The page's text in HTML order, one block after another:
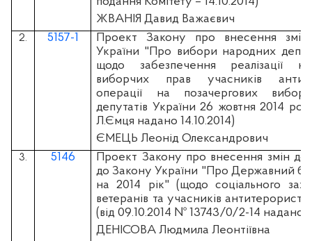
ЖВАНІЯ Давид Важаєвич
2. 5157-1
Проект Закону про внесення
України "Про вибори народних
щодо забезпечення реалізації
виборчих прав учасників
операції на позачергових
депутатів України 26 жовтня 2014
Л.Ємця надано 14.10.2014)
ЄМЕЦЬ Леонід Олександрович
3. 5146
Проект Закону про внесення змін
до Закону України "Про Державний
на 2014 рік" (щодо соціального
ветеранів та учасників
(вiд 09.10.2014 № 13743/0/2-14 надано
ДЕНІСОВА Людмила Леонтіївна